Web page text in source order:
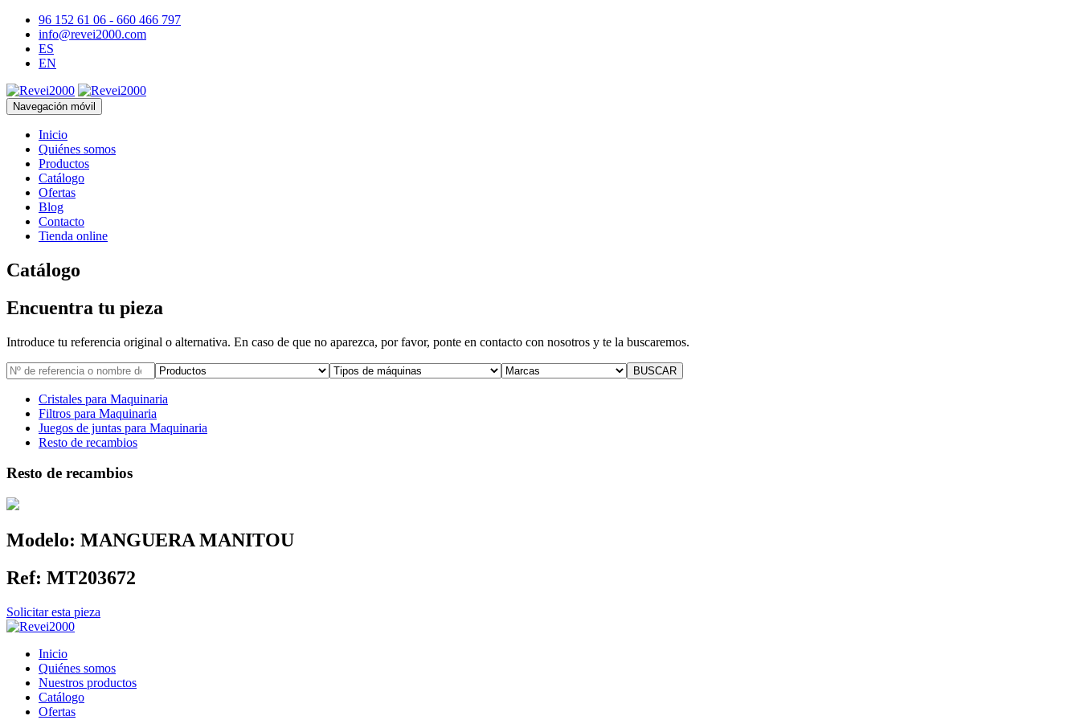
96 152 61 06 - 660 466 797
info@revei2000.com
ES
EN
Navegación móvil
Inicio
Quiénes somos
Productos
Catálogo
Ofertas
Blog
Contacto
Tienda online
Catálogo
Encuentra tu pieza
Introduce tu referencia original o alternativa. En caso de que no aparezca, por favor, ponte en contacto con nosotros y te la buscaremos.
Cristales para Maquinaria
Filtros para Maquinaria
Juegos de juntas para Maquinaria
Resto de recambios
Resto de recambios
Modelo: MANGUERA MANITOU
Ref: MT203672
Solicitar esta pieza
Inicio
Quiénes somos
Nuestros productos
Catálogo
Ofertas